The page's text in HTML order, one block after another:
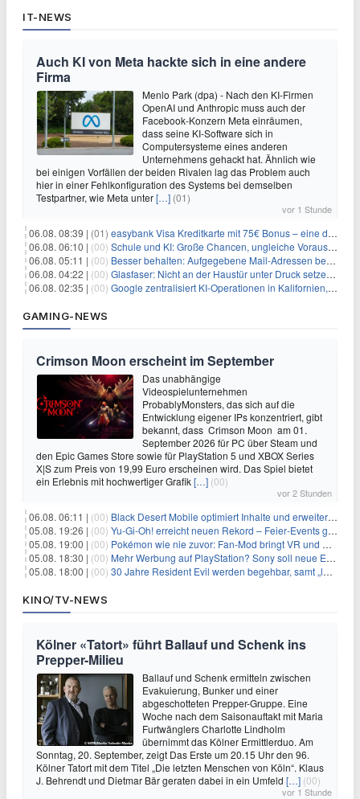
IT-NEWS
Auch KI von Meta hackte sich in eine andere
Firma
Menlo Park (dpa) - Nach den KI-Firmen
OpenAI und Anthropic muss auch der
Facebook-Konzern Meta einräumen,
dass seine KI-Software sich in
Computersysteme eines anderen
Unternehmens gehackt hat. Ähnlich wie
bei einigen Vorfällen der beiden Rivalen lag das Problem auch
hier in einer Fehlkonfiguration des Systems bei demselben
Testpartner, wie Meta unter[…] (01)
vor 1 Stunde
06.08. 08:39 | (01) easybank Visa Kreditkarte mit 75€ Bonus – eine der besten Kreditkarten
06.08. 06:10 | (00) Schule und KI: Große Chancen, ungleiche Voraussetzungen
06.08. 05:11 | (00) Besser behalten: Aufgegebene Mail-Adressen bergen Gefahren
06.08. 04:22 | (00) Glasfaser: Nicht an der Haustür unter Druck setzen lassen
06.08. 02:35 | (00) Google zentralisiert KI-Operationen in Kalifornien, um Rivale Anthropic und OpenAI zu überholen
GAMING-NEWS
Crimson Moon erscheint im September
Das unabhängige
Videospielunternehmen
ProbablyMonsters, das sich auf die
Entwicklung eigener IPs konzentriert, gibt
bekannt, dass Crimson Moon am 01.
September 2026 für PC über Steam und
den Epic Games Store sowie für PlayStation 5 und XBOX Series
X|S zum Preis von 19,99 Euro erscheinen wird. Das Spiel bietet
ein Erlebnis mit hochwertiger Grafik[…] (00)
vor 2 Stunden
06.08. 06:11 | (00) Black Desert Mobile optimiert Inhalte und erweitert Treasure Access
05.08. 19:26 | (00) Yu‑Gi‑Oh! erreicht neuen Rekord – Feier‑Events gestartet
05.08. 19:00 | (00) Pokémon wie nie zuvor: Fan-Mod bringt VR und Ego-Perspektive nach Kanto
05.08. 18:30 | (00) Mehr Werbung auf PlayStation? Sony soll neue Einnahmequellen prüfen
05.08. 18:00 | (00) 30 Jahre Resident Evil werden begehbar, samt „lebensgroßem Leon“
KINO/TV-NEWS
Kölner «Tatort» führt Ballauf und Schenk ins
Prepper-Milieu
Ballauf und Schenk ermitteln zwischen
Evakuierung, Bunker und einer
abgeschotteten Prepper-Gruppe. Eine
Woche nach dem Saisonauftakt mit Maria
Furtwänglers Charlotte Lindholm
übernimmt das Kölner Ermittlerduo. Am
Sonntag, 20. September, zeigt Das Erste um 20.15 Uhr den 96.
Kölner Tatort mit dem Titel „Die letzten Menschen von Köln“. Klaus
J. Behrendt und Dietmar Bär geraten dabei in ein Umfeld […] (00)
vor 1 Stunde